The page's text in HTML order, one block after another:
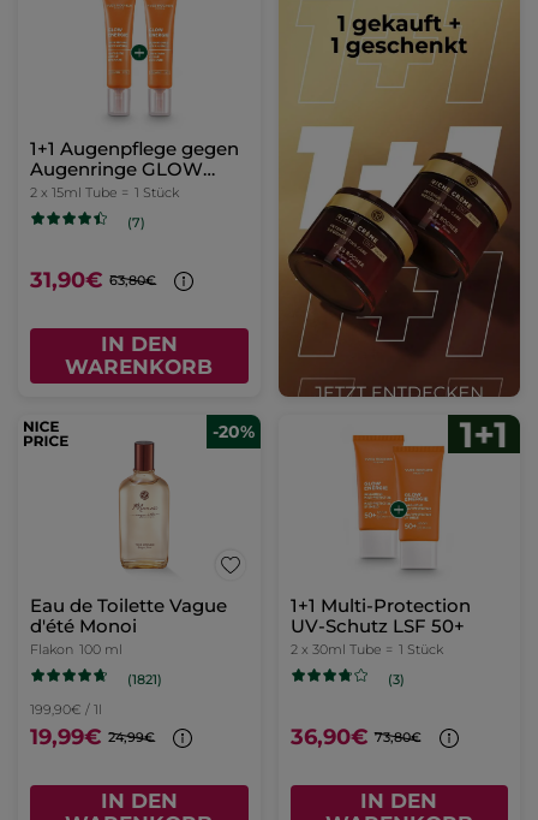
1+1 Augenpflege gegen
Augenringe GLOW
Energie
2 x 15ml Tube = 1 Stück
(7)
31,90€ 63,80€
IN DEN
WARENKORB
-20%
Eau de Toilette Vague
d'été Monoi
Flakon 100 ml
(1821)
199,90€ / 1l
19,99€ 24,99€
IN DEN
1+1 Multi-Protection
UV-Schutz LSF 50+​
2 x 30ml Tube = 1 Stück
(3)
36,90€ 73,80€
IN DEN